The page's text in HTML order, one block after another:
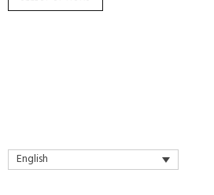
English